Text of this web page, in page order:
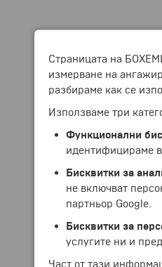
Страницата на
измерване на
разбираме как се
Използваме три
Функционални
идентифицираме
Бисквитки за
не включват
партньор Google.
Бисквитки за
услугите ни и
Част от тази